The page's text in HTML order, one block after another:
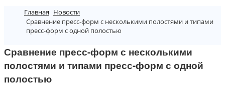
Главная Новости
Сравнение пресс-форм с несколькими полостями и типами
пресс-форм с одной полостью
Сравнение пресс-форм с несколькими
полостями и типами пресс-форм с одной
полостью